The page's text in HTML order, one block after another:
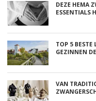
DEZE HEMA
ESSENTIALS
TOP 5 BESTE
GEZINNEN
VAN